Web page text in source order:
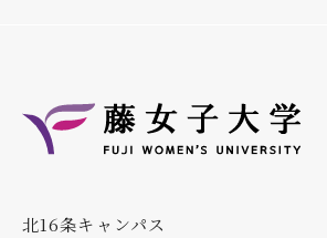
北16条キャンパス